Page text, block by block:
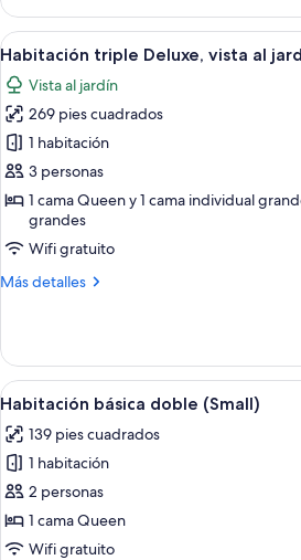
junior,
vista
al
jardín
Abrir
todas
las
fotos
de
Habitación
triple
Deluxe,
vista
al
12
Habitación triple Deluxe, vista al
Vista al jardín
269 pies cuadrados
1 habitación
3 personas
1 cama Queen y 1 cama individual
grandes
Wifi gratuito
Más detalles
Más
triple
Deluxe,
vista
jardín
Abrir
todas
las
fotos
de
Habitación
básica
4
Habitación básica doble (Small)
139 pies cuadrados
1 habitación
2 personas
1 cama Queen
Wifi gratuito